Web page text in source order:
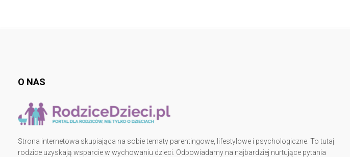
O NAS
Strona internetowa skupiająca na sobie tematy parentingowe, lifestylowe i psychologiczne. To tutaj
rodzice uzyskają wsparcie w wychowaniu dzieci. Odpowiadamy na najbardziej nurtujące pytania